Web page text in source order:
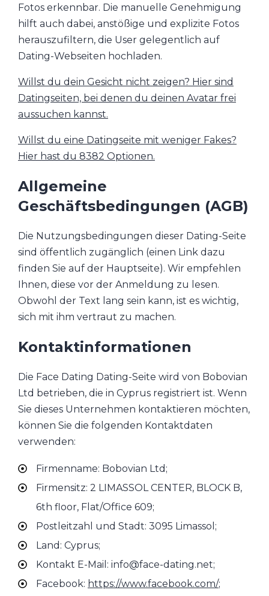
Fotos erkennbar. Die manuelle Genehmigung
hilft auch dabei, anstößige und explizite Fotos
herauszufiltern, die User gelegentlich auf
Dating-Webseiten hochladen.
Willst du dein Gesicht nicht zeigen? Hier sind
Datingseiten, bei denen du deinen Avatar frei
aussuchen kannst.
Willst du eine Datingseite mit weniger Fakes?
Hier hast du 8382 Optionen.
Allgemeine
Geschäftsbedingungen (AGB)
Die Nutzungsbedingungen dieser Dating-Seite
sind öffentlich zugänglich (einen Link dazu
finden Sie auf der Hauptseite). Wir empfehlen
Ihnen, diese vor der Anmeldung zu lesen.
Obwohl der Text lang sein kann, ist es wichtig,
sich mit ihm vertraut zu machen.
Kontaktinformationen
Die Face Dating Dating-Seite wird von Bobovian
Ltd betrieben, die in Cyprus registriert ist. Wenn
Sie dieses Unternehmen kontaktieren möchten,
können Sie die folgenden Kontaktdaten
verwenden:
Firmenname: Bobovian Ltd;
Firmensitz: 2 LIMASSOL CENTER, BLOCK B,
6th floor, Flat/Office 609;
Postleitzahl und Stadt: 3095 Limassol;
Land: Cyprus;
Kontakt E-Mail: info@face-dating.net;
Facebook: https://www.facebook.com/;